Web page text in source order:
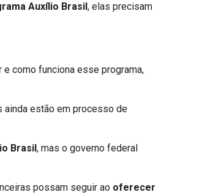
Auxílio Brasil, elas precisam
como funciona esse programa,
ainda estão em processo de
Brasil, mas o governo federal
possam seguir ao oferecer